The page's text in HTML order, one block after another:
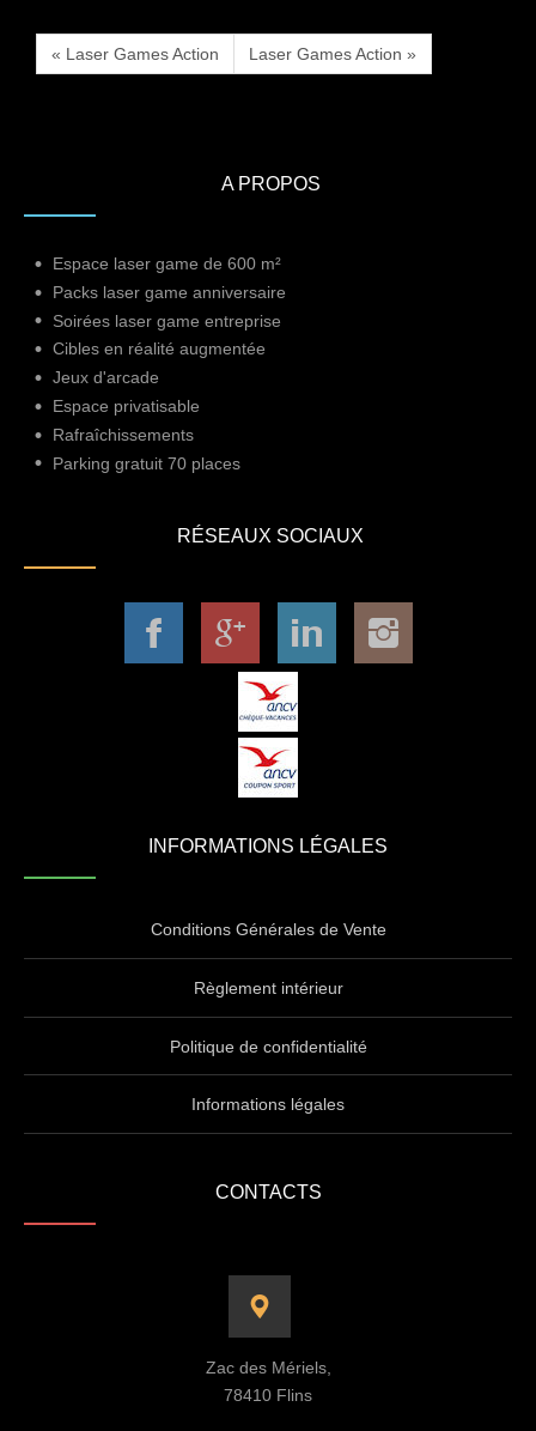
« Laser Games Action Laser Games Action »
A PROPOS
Espace laser game de 600 m²
Packs laser game anniversaire
Soirées laser game entreprise
Cibles en réalité augmentée
Jeux d'arcade
Espace privatisable
Rafraîchissements
Parking gratuit 70 places
RÉSEAUX SOCIAUX
INFORMATIONS LÉGALES
Conditions Générales de Vente
Règlement intérieur
Politique de confidentialité
Informations légales
CONTACTS
Zac des Mériels,
78410 Flins